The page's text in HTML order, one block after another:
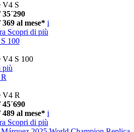
V4 S
al mese* i
Scopri di più
100
V4 S 100
più
V4 R
al mese* i
Scopri di più